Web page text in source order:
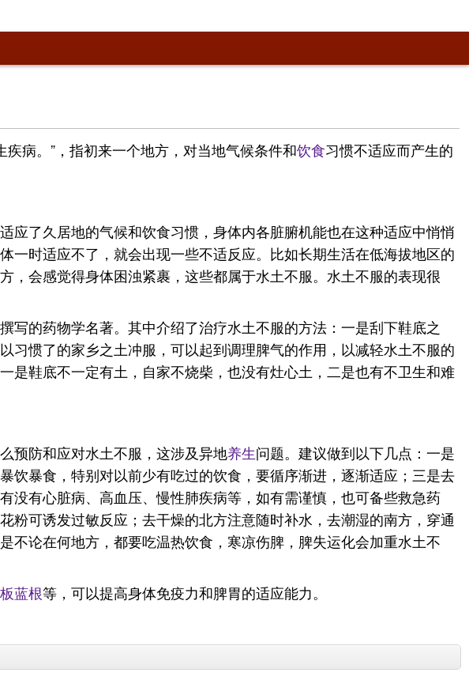
疾病。”，指初来一个地方，对当地气候条件和饮食习惯不适应而产生的
应了久居地的气候和饮食习惯，身体内各脏腑机能也在这种适应中悄悄
时适应不了，就会出现一些不适反应。比如长期生活在低海拔地区的
，会感觉得身体困浊紧裹，这些都属于水土不服。水土不服的表现很
的药物学名著。其中介绍了治疗水土不服的方法：一是刮下鞋底之
习惯了的家乡之土冲服，可以起到调理脾气的作用，以减轻水土不服的
是鞋底不一定有土，自家不烧柴，也没有灶心土，二是也有不卫生和难
预防和应对水土不服，这涉及异地养生问题。建议做到以下几点：一是
暴食，特别对以前少有吃过的饮食，要循序渐进，逐渐适应；三是去
没有心脏病、高血压、慢性肺疾病等，如有需谨慎，也可备些救急药
可诱发过敏反应；去干燥的北方注意随时补水，去潮湿的南方，穿通
论在何地方，都要吃温热饮食，寒凉伤脾，脾失运化会加重水土不
板蓝根等，可以提高身体免疫力和脾胃的适应能力。